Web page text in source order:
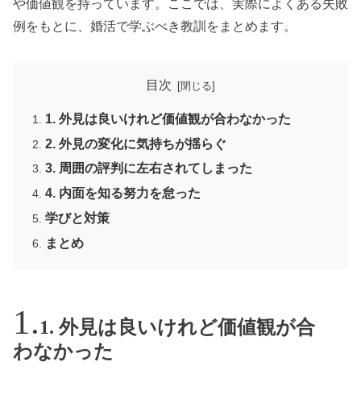
や価値観を持っています。ここでは、実際によくある失敗
例をもとに、婚活で学ぶべき教訓をまとめます。
目次
1. 外見は良いけれど価値観が合わなかった
2. 外見の変化に気持ちが揺らぐ
3. 周囲の評判に左右されてしまった
4. 内面を知る努力を怠った
学びと対策
まとめ
1. 外見は良いけれど価値観が合
わなかった